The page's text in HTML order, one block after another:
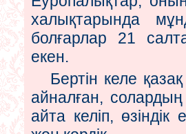
халықтарында
болғарлар 21
екен.
Бертін келе
айналған, солардың
айта келіп, өзіндік